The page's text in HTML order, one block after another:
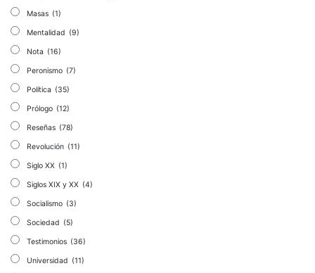
Masas (1)
Mentalidad (9)
Nota (16)
Peronismo (7)
Política (35)
Prólogo (12)
Reseñas (78)
Revolución (11)
Siglo XX (1)
Siglos XIX y XX (4)
Socialismo (3)
Sociedad (5)
Testimonios (36)
Universidad (11)